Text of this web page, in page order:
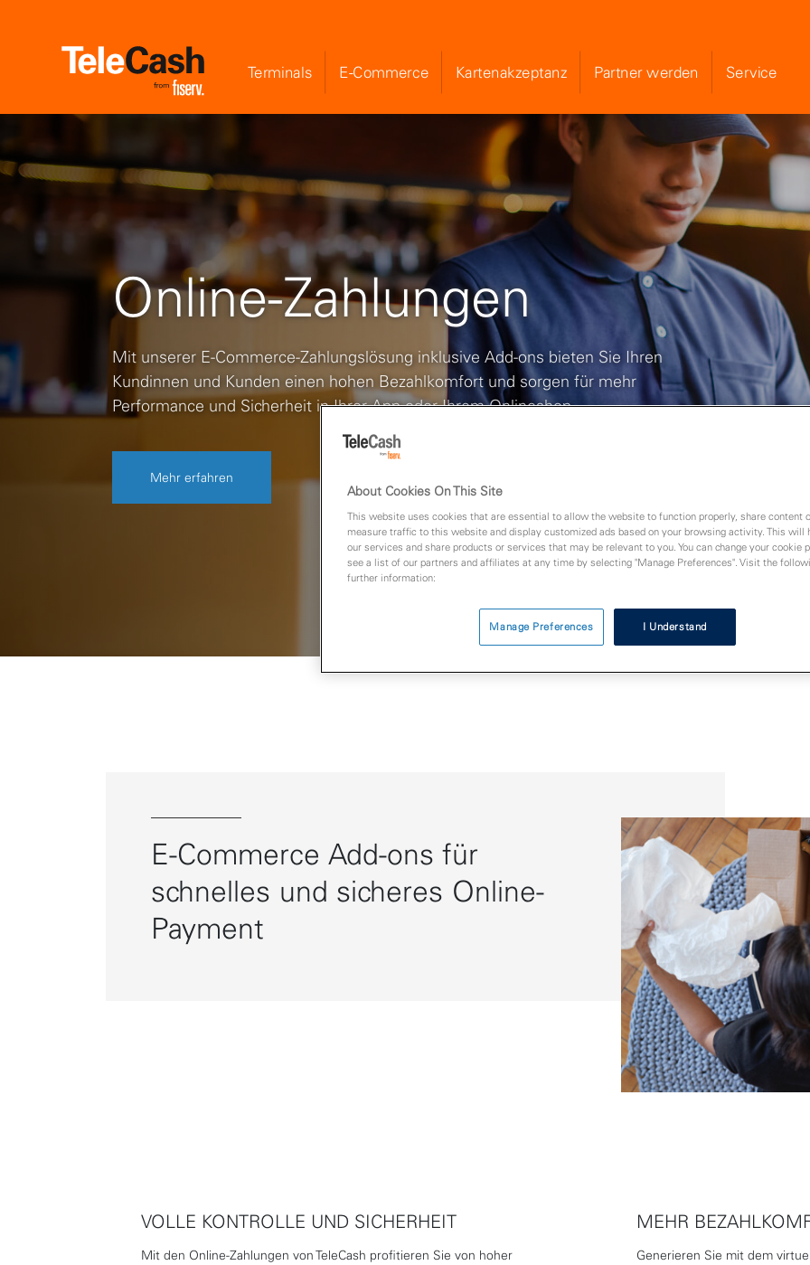
Skip to Main Content
Terminals E-Commerce Kartenakzeptanz Partner werden Service
Online-Zahlungen
Mit unserer E-Commerce-Zahlungslösung inklusive Add-ons bieten Sie Ihren
Kundinnen und Kunden einen hohen Bezahlkomfort und sorgen für mehr
Performance und Sicherheit in Ihrer App oder Ihrem Onlineshop.
Mehr erfahren
E-Commerce Add-ons für
schnelles und sicheres Online-
Payment
VOLLE KONTROLLE UND SICHERHEIT
Mit den Online-Zahlungen von TeleCash profitieren Sie von hoher
MEHR
Generieren Sie mit dem
About Cookies On This Site
This website uses cookies that are essential to allow the website to function properly, share content
measure traffic to this website and display customized ads based on your browsing activity. This will
our services and share products or services that may be relevant to you. You can change your cookie
see a list of our partners and affiliates at any time by selecting "Manage Preferences". Visit the
further information:
Manage Preferences I Understand